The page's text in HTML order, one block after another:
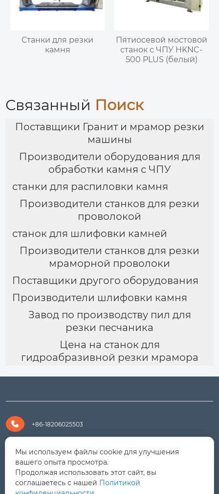
Станки для резки
камня
Пятиосевой мостовой
станок с ЧПУ HKNC-
500 PLUS (белый)
Связанный Поиск
Поставщики Гранит и мрамор резки
машины
Производители оборудования для
обработки камня с ЧПУ
станки для распиловки камня
Производители станков для резки
проволокой
станок для шлифовки камней
Производители станков для резки
мраморной проволоки
Поставщики другого оборудования
Производители шлифовки камня
Завод по производству пил для
резки песчаника
Цена на станок для
гидроабразивной резки мрамора
 +86-18206025503
 +8618206025503
 yanali@hualongm.com
Мы используем файлы cookie для улучшения
вашего опыта просмотра.
Продолжая использовать этот сайт, вы
соглашаетесь с нашей Политикой